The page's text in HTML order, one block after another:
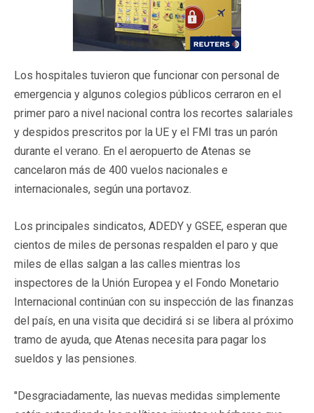
Los hospitales tuvieron que funcionar con personal de
emergencia y algunos colegios públicos cerraron en el
primer paro a nivel nacional contra los recortes salariales
y despidos prescritos por la UE y el FMI tras un parón
durante el verano. En el aeropuerto de Atenas se
cancelaron más de 400 vuelos nacionales e
internacionales, según una portavoz.
Los principales sindicatos, ADEDY y GSEE, esperan que
cientos de miles de personas respalden el paro y que
miles de ellas salgan a las calles mientras los
inspectores de la Unión Europea y el Fondo Monetario
Internacional continúan con su inspección de las finanzas
del país, en una visita que decidirá si se libera al próximo
tramo de ayuda, que Atenas necesita para pagar los
sueldos y las pensiones.
"Desgraciadamente, las nuevas medidas simplemente